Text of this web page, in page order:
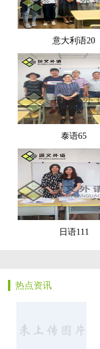
意大利语20
泰语65
日语111
热点资讯